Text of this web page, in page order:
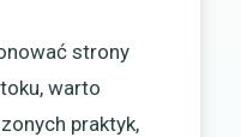
strony
warto
praktyk,